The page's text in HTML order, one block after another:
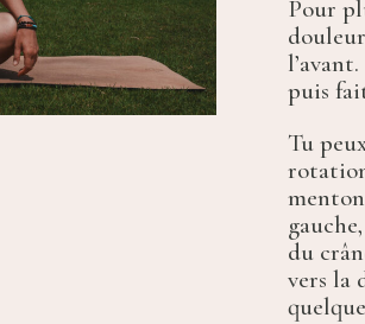
Pour
puis
Tu
du
vers la